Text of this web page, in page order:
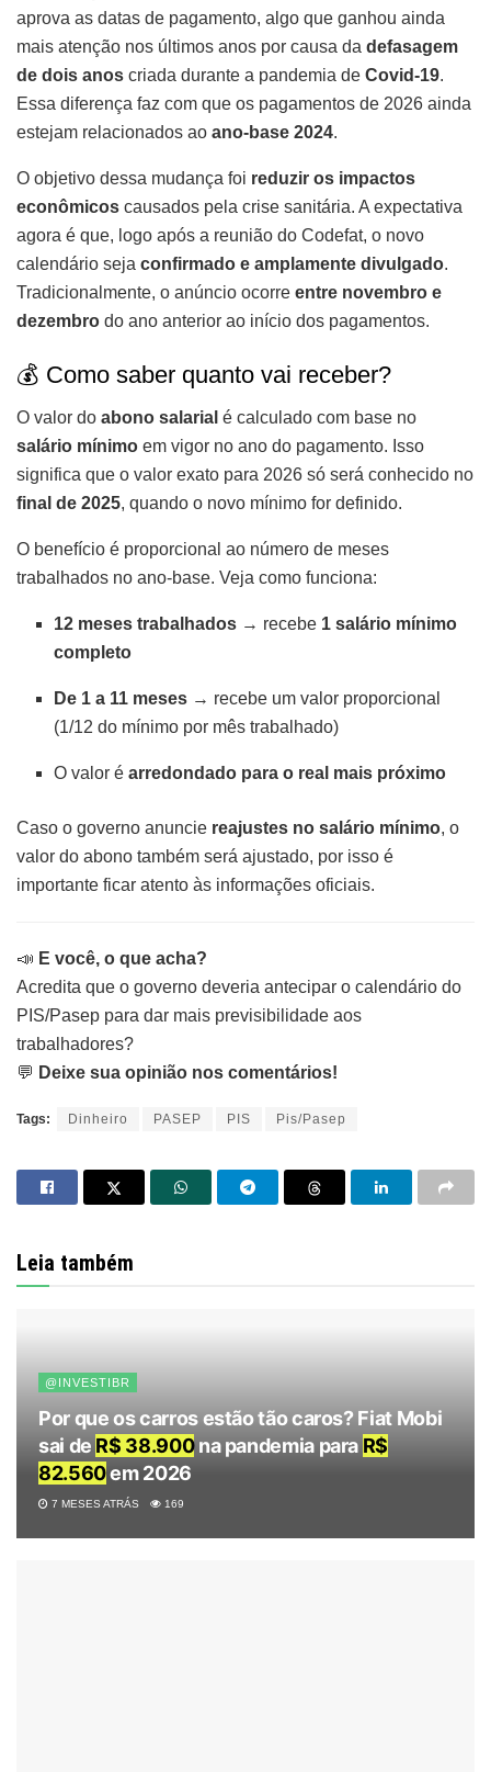
aprova as datas de pagamento, algo que ganhou ainda
mais atenção nos últimos anos por causa da defasagem
de dois anos criada durante a pandemia de Covid-19.
Essa diferença faz com que os pagamentos de 2026 ainda
estejam relacionados ao ano-base 2024.
O objetivo dessa mudança foi reduzir os impactos
econômicos causados pela crise sanitária. A expectativa
agora é que, logo após a reunião do Codefat, o novo
calendário seja confirmado e amplamente divulgado.
Tradicionalmente, o anúncio ocorre entre novembro e
dezembro do ano anterior ao início dos pagamentos.
💰 Como saber quanto vai receber?
O valor do abono salarial é calculado com base no
salário mínimo em vigor no ano do pagamento. Isso
significa que o valor exato para 2026 só será conhecido no
final de 2025, quando o novo mínimo for definido.
O benefício é proporcional ao número de meses
trabalhados no ano-base. Veja como funciona:
12 meses trabalhados → recebe 1 salário mínimo
completo
De 1 a 11 meses → recebe um valor proporcional
(1/12 do mínimo por mês trabalhado)
O valor éarredondado para o real mais próximo
Caso o governo anuncie reajustes no salário mínimo, o
valor do abono também será ajustado, por isso é
importante ficar atento às informações oficiais.
📣 E você, o que acha?
Acredita que o governo deveria antecipar o calendário do
PIS/Pasep para dar mais previsibilidade aos
trabalhadores?
💬 Deixe sua opinião nos comentários!
Tags: Dinheiro PASEP PIS Pis/Pasep
Leia também
@INVESTIBR
Por que os carros estão tão caros? Fiat Mobi
sai de R$ 38.900na pandemia para R$
82.560em 2026
7 MESES ATRÁS 169